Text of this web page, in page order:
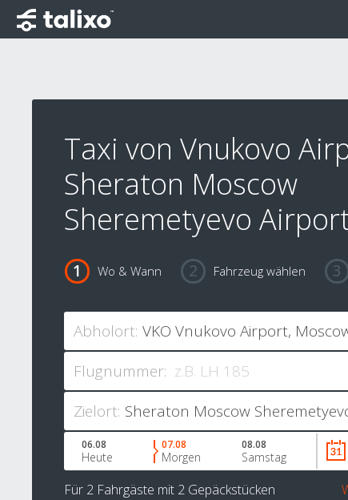
Taxi von Vnukovo
Sheraton Moscow
Sheremetyevo
Wo & Wann Fahrzeug wählen
Abholort:
Flugnummer:
Zielort:
06.08
Heute
07.08
Morgen
08.08
Samstag
Für 2 Fahrgäste mit 2 Gepäckstücken